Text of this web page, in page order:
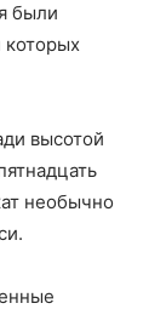
были
которых
высотой
необычно